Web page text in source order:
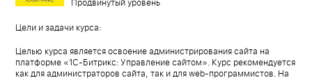
Продвинутый уровень
Цели и задачи курса:
Целью курса является освоение администрирования сайта на
платформе «1С-Битрикс: Управление сайтом». Курс рекомендуется
как для администраторов сайта, так и для web-программистов. На